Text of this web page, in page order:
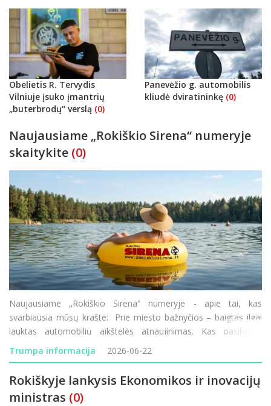
Obelietis R. Tervydis
Vilniuje įsuko įmantrių
„buterbrodų“ verslą (0)
Panevėžio g. automobilis
kliudė dviratininkę (0)
Naujausiame „Rokiškio Sirena“ numeryje
skaitykite (0)
Naujausiame „Rokiškio Sirena“ numeryje - apie tai, kas
svarbiausia mūsų krašte: Prie miesto bažnyčios – baigtas ilgai
lauktas automobilių aikštelės atnaujinimas. Kas pasikeitė?
Obeliuose paminėtos Birželio sukilimo 85-osios metinės – gyvų
liudin
Trumpa informacija 2026-06-22
Rokiškyje lankysis Ekonomikos ir inovacijų
ministras (0)